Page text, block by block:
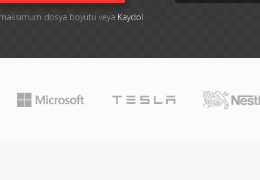
maksimum dosya boyutu veya Kaydol